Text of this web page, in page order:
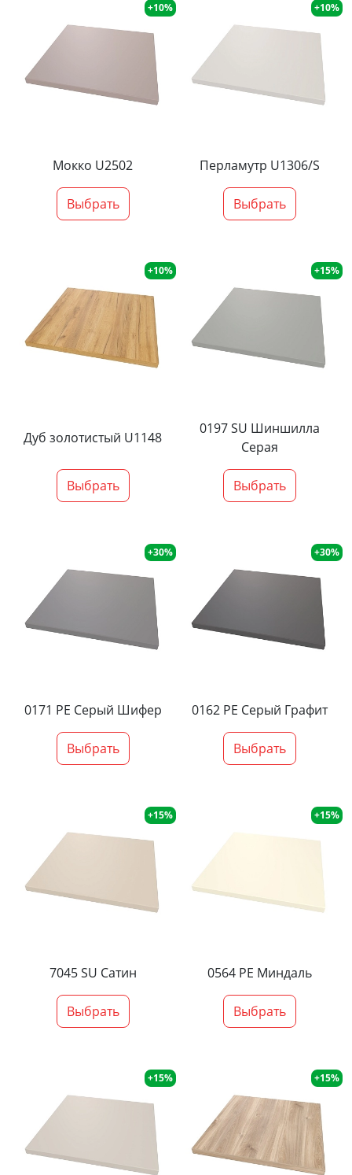
+10%
Мокко U2502
Выбрать
+10%
Перламутр U1306/S
Выбрать
+10%
Дуб золотистый U1148
Выбрать
+15%
0197 SU Шиншилла
Серая
Выбрать
+30%
0171 PE Серый Шифер
Выбрать
+30%
0162 PE Серый Графит
Выбрать
+15%
7045 SU Сатин
Выбрать
+15%
0564 PE Миндаль
Выбрать
+15% +15%